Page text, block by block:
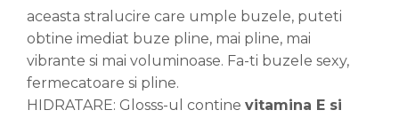
aceasta stralucire care umple buzele, puteti
obtine imediat buze pline, mai pline, mai
vibrante si mai voluminoase. Fa-ti buzele sexy,
fermecatoare si pline.
HIDRATARE: Glosss-ul contine vitamina E si